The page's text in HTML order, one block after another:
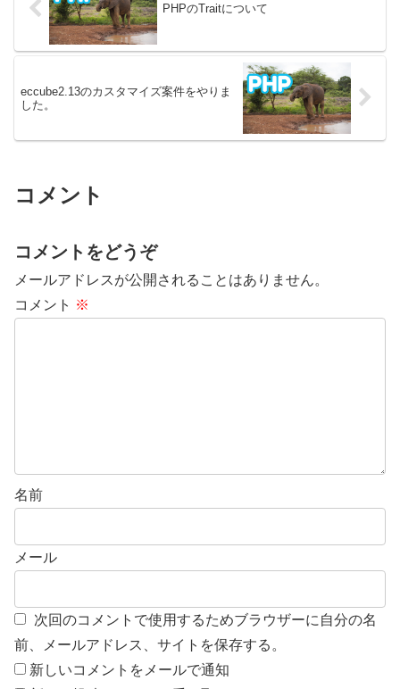
PHPのTraitについて
eccube2.13のカスタマイズ案件をやりま
した。
コメント
コメントをどうぞ
メールアドレスが公開されることはありません。
コメント ※
名前
メール
次回のコメントで使用するためブラウザーに自分の名
前、メールアドレス、サイトを保存する。
新しいコメントをメールで通知